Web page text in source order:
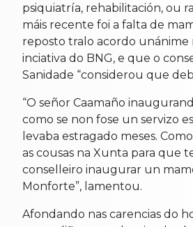
psiquiatría, rehabilitación, ou
máis recente foi a falta de
reposto tralo acordo unánime
inciativa do BNG, e que o
Sanidade “considerou que
“O señor Caamaño
como se non fose un servizo
levaba estragado meses.
as cousas na Xunta para que
conselleiro inaugurar un
Monforte”, lamentou.
Afondando nas carencias do